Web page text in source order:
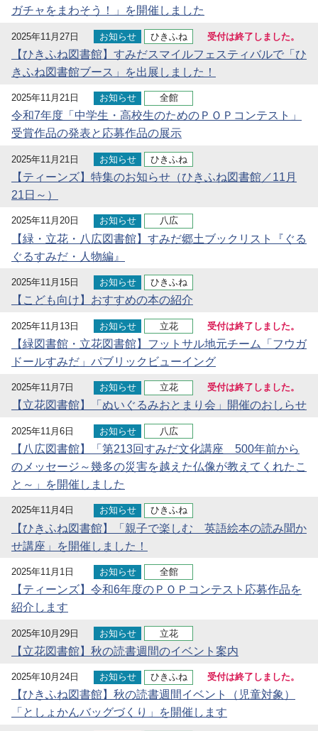
ガチャをまわそう！」を開催しました
2025年11月27日 お知らせ ひきふね 受付は終了しました。
【ひきふね図書館】すみだスマイルフェスティバルで「ひ
きふね図書館ブース」を出展しました！
2025年11月21日 お知らせ 全館
令和7年度「中学生・高校生のためのＰＯＰコンテスト」
受賞作品の発表と応募作品の展示
2025年11月21日 お知らせ ひきふね
【ティーンズ】特集のお知らせ（ひきふね図書館／11月
21日～）
2025年11月20日 お知らせ 八広
【緑・立花・八広図書館】すみだ郷土ブックリスト『ぐる
ぐるすみだ・人物編』
2025年11月15日 お知らせ ひきふね
【こども向け】おすすめの本の紹介
2025年11月13日 お知らせ 立花 受付は終了しました。
【緑図書館・立花図書館】フットサル地元チーム「フウガ
ドールすみだ」パブリックビューイング
2025年11月7日 お知らせ 立花 受付は終了しました。
【立花図書館】「ぬいぐるみおとまり会」開催のおしらせ
2025年11月6日 お知らせ 八広
【八広図書館】「第213回すみだ文化講座 500年前から
のメッセージ～幾多の災害を越えた仏像が教えてくれたこ
と～」を開催しました
2025年11月4日 お知らせ ひきふね
【ひきふね図書館】「親子で楽しむ 英語絵本の読み聞か
せ講座」を開催しました！
2025年11月1日 お知らせ 全館
【ティーンズ】令和6年度のＰＯＰコンテスト応募作品を
紹介します
2025年10月29日 お知らせ 立花
【立花図書館】秋の読書週間のイベント案内
2025年10月24日 お知らせ ひきふね 受付は終了しました。
【ひきふね図書館】秋の読書週間イベント（児童対象）
「としょかんバッグづくり」を開催します